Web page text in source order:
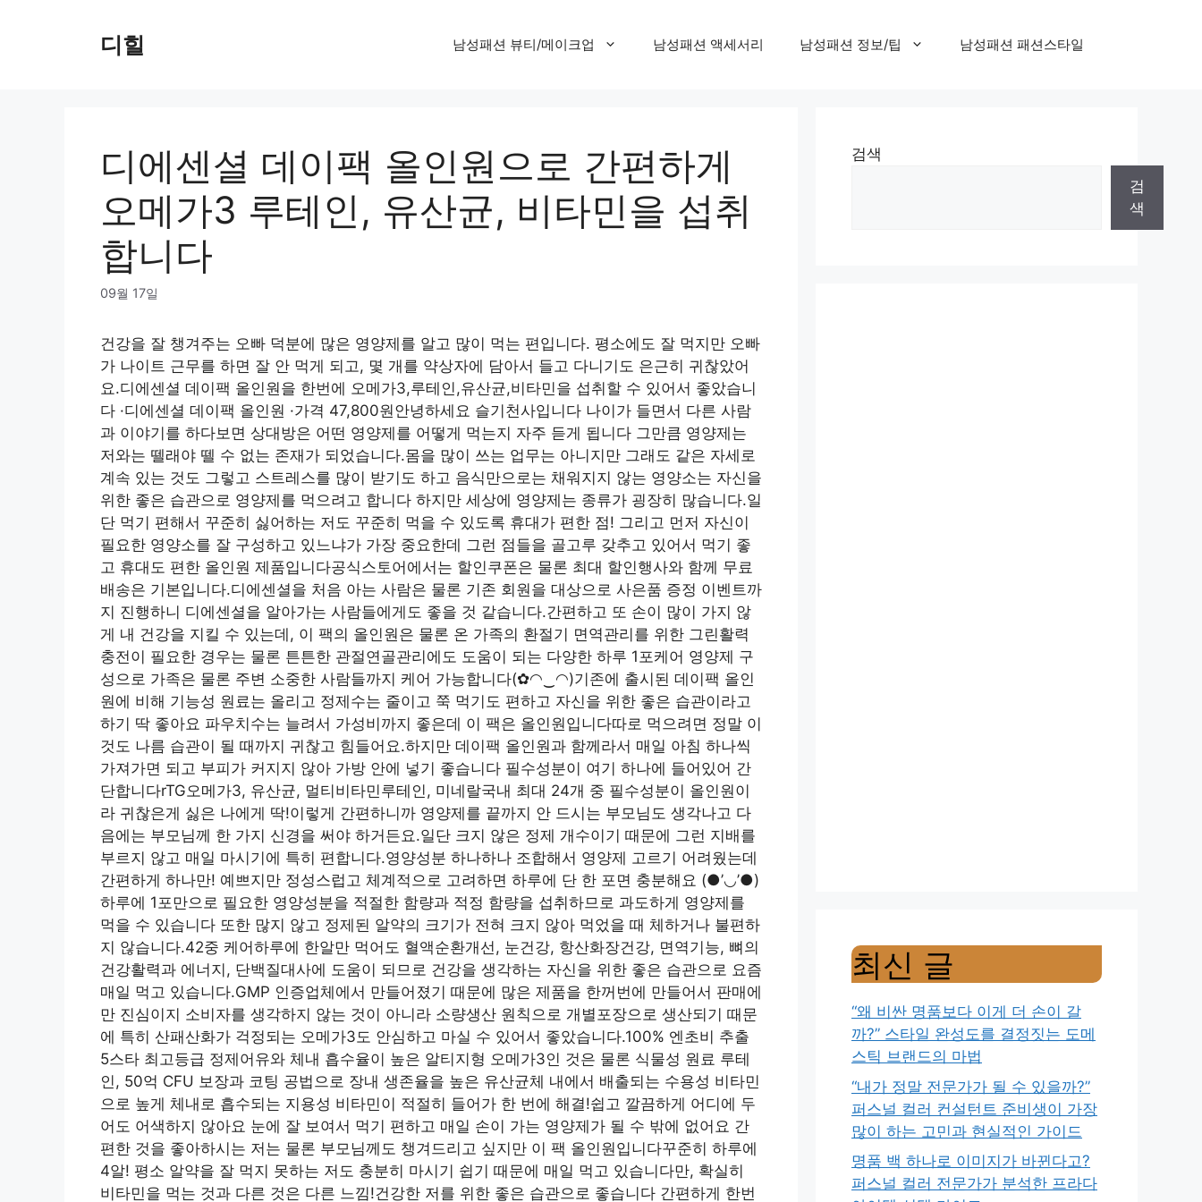
디힐 남성패션 뷰티/메이크업 남성패션 액세서리 남성패션 정보/팁 남성패션 패션스타일
디에센셜 데이팩 올인원으로 간편하게
오메가3 루테인, 유산균, 비타민을 섭취
합니다
09월 17일
건강을 잘 챙겨주는 오빠 덕분에 많은 영양제를 알고 많이 먹는 편입니다. 평소에도 잘 먹지만 오빠
가 나이트 근무를 하면 잘 안 먹게 되고, 몇 개를 약상자에 담아서 들고 다니기도 은근히 귀찮았어
요.디에센셜 데이팩 올인원을 한번에 오메가3,루테인,유산균,비타민을 섭취할 수 있어서 좋았습니
다 ·디에센셜 데이팩 올인원 ·가격 47,800원안녕하세요 슬기천사입니다 나이가 들면서 다른 사람
과 이야기를 하다보면 상대방은 어떤 영양제를 어떻게 먹는지 자주 듣게 됩니다 그만큼 영양제는
저와는 뗄래야 뗄 수 없는 존재가 되었습니다.몸을 많이 쓰는 업무는 아니지만 그래도 같은 자세로
계속 있는 것도 그렇고 스트레스를 많이 받기도 하고 음식만으로는 채워지지 않는 영양소는 자신을
위한 좋은 습관으로 영양제를 먹으려고 합니다 하지만 세상에 영양제는 종류가 굉장히 많습니다.일
단 먹기 편해서 꾸준히 싫어하는 저도 꾸준히 먹을 수 있도록 휴대가 편한 점! 그리고 먼저 자신이
필요한 영양소를 잘 구성하고 있느냐가 가장 중요한데 그런 점들을 골고루 갖추고 있어서 먹기 좋
고 휴대도 편한 올인원 제품입니다공식스토어에서는 할인쿠폰은 물론 최대 할인행사와 함께 무료
배송은 기본입니다.디에센셜을 처음 아는 사람은 물론 기존 회원을 대상으로 사은품 증정 이벤트까
지 진행하니 디에센셜을 알아가는 사람들에게도 좋을 것 같습니다.간편하고 또 손이 많이 가지 않
게 내 건강을 지킬 수 있는데, 이 팩의 올인원은 물론 온 가족의 환절기 면역관리를 위한 그린활력
충전이 필요한 경우는 물론 튼튼한 관절연골관리에도 도움이 되는 다양한 하루 1포케어 영양제 구
성으로 가족은 물론 주변 소중한 사람들까지 케어 가능합니다(✿◠‿◠)기존에 출시된 데이팩 올인
원에 비해 기능성 원료는 올리고 정제수는 줄이고 쭉 먹기도 편하고 자신을 위한 좋은 습관이라고
하기 딱 좋아요 파우치수는 늘려서 가성비까지 좋은데 이 팩은 올인원입니다따로 먹으려면 정말 이
것도 나름 습관이 될 때까지 귀찮고 힘들어요.하지만 데이팩 올인원과 함께라서 매일 아침 하나씩
가져가면 되고 부피가 커지지 않아 가방 안에 넣기 좋습니다 필수성분이 여기 하나에 들어있어 간
단합니다rTG오메가3, 유산균, 멀티비타민루테인, 미네랄국내 최대 24개 중 필수성분이 올인원이
라 귀찮은게 싫은 나에게 딱!이렇게 간편하니까 영양제를 끝까지 안 드시는 부모님도 생각나고 다
음에는 부모님께 한 가지 신경을 써야 하거든요.일단 크지 않은 정제 개수이기 때문에 그런 지배를
부르지 않고 매일 마시기에 특히 편합니다.영양성분 하나하나 조합해서 영양제 고르기 어려웠는데
간편하게 하나만! 예쁘지만 정성스럽고 체계적으로 고려하면 하루에 단 한 포면 충분해요 (●’◡’●)
하루에 1포만으로 필요한 영양성분을 적절한 함량과 적정 함량을 섭취하므로 과도하게 영양제를
먹을 수 있습니다 또한 많지 않고 정제된 알약의 크기가 전혀 크지 않아 먹었을 때 체하거나 불편하
지 않습니다.42중 케어하루에 한알만 먹어도 혈액순환개선, 눈건강, 항산화장건강, 면역기능, 뼈의
건강활력과 에너지, 단백질대사에 도움이 되므로 건강을 생각하는 자신을 위한 좋은 습관으로 요즘
매일 먹고 있습니다.GMP 인증업체에서 만들어졌기 때문에 많은 제품을 한꺼번에 만들어서 판매에
만 진심이지 소비자를 생각하지 않는 것이 아니라 소량생산 원칙으로 개별포장으로 생산되기 때문
에 특히 산패산화가 걱정되는 오메가3도 안심하고 마실 수 있어서 좋았습니다.100% 엔초비 추출
5스타 최고등급 정제어유와 체내 흡수율이 높은 알티지형 오메가3인 것은 물론 식물성 원료 루테
인, 50억 CFU 보장과 코팅 공법으로 장내 생존율을 높은 유산균체 내에서 배출되는 수용성 비타민
으로 높게 체내로 흡수되는 지용성 비타민이 적절히 들어가 한 번에 해결!쉽고 깔끔하게 어디에 두
어도 어색하지 않아요 눈에 잘 보여서 먹기 편하고 매일 손이 가는 영양제가 될 수 밖에 없어요 간
편한 것을 좋아하시는 저는 물론 부모님께도 챙겨드리고 싶지만 이 팩 올인원입니다꾸준히 하루에
4알! 평소 알약을 잘 먹지 못하는 저도 충분히 마시기 쉽기 때문에 매일 먹고 있습니다만, 확실히
비타민을 먹는 것과 다른 것은 다른 느낌!건강한 저를 위한 좋은 습관으로 좋습니다 간편하게 한번
검색
검
색
최신 글
“왜 비싼 명품보다 이게 더 손이 갈
까?” 스타일 완성도를 결정짓는 도메
스틱 브랜드의 마법
“내가 정말 전문가가 될 수 있을까?”
퍼스널 컬러 컨설턴트 준비생이 가장
많이 하는 고민과 현실적인 가이드
명품 백 하나로 이미지가 바뀐다고?
퍼스널 컬러 전문가가 분석한 프라다